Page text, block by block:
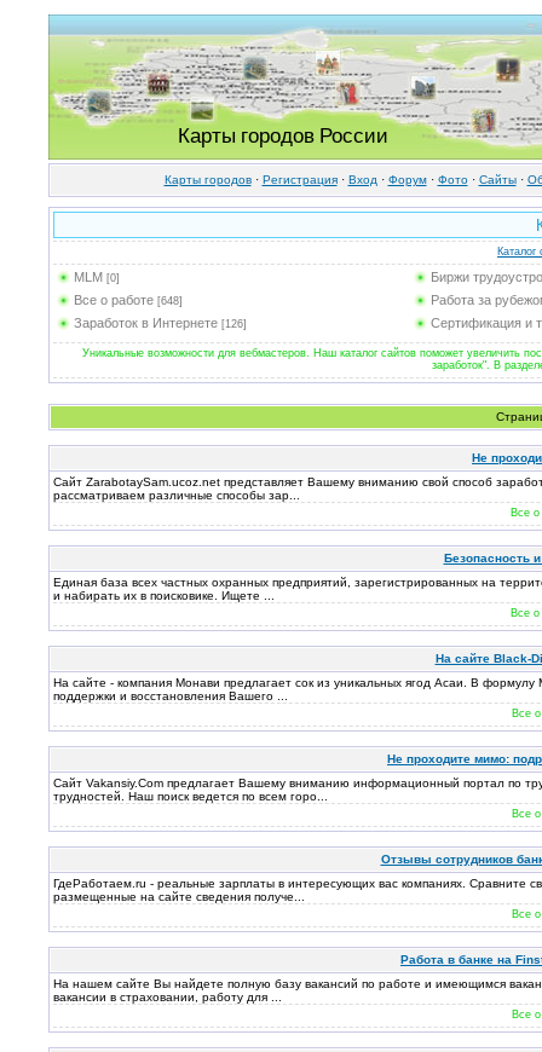
Карты городов России
Карты городов· Регистрация· Вход · Форум· Фото· Cайты·
Каталог
MLM [0]
Биржи
Все о работе [648]
Работа за
Заработок в Интернете [126] Сертификация и
Уникальные возможности для вебмастеров. Наш каталог сайтов поможет увеличить
заработок". В
Не
Сайт ZarabotaySam.ucoz.net представляет Вашему вниманию свой способ
рассматриваем различные способы зар...
Все
Безопасность
Единая база всех частных охранных предприятий, зарегистрированных на
и набирать их в поисковике. Ищете ...
Все
На сайте Black-
На сайте - компания Монави предлагает сок из уникальных ягод Асаи. В
поддержки и восстановления Вашего ...
Все
Не проходите мимо:
Сайт Vakansiy.Com предлагает Вашему вниманию информационный портал по
трудностей. Наш поиск ведется по всем горо...
Все
Отзывы сотрудников
ГдеРаботаем.ru - реальные зарплаты в интересующих вас компаниях. Сравните
размещенные на сайте сведения получе...
Все
Работа в банке на
На нашем сайте Вы найдете полную базу вакансий по работе и имеющимся
вакансии в страховании, работу для ...
Все